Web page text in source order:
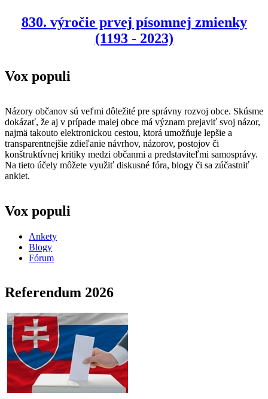
830. výročie prvej písomnej zmienky
(1193 - 2023)
Vox populi
Názory občanov sú veľmi dôležité pre správny rozvoj obce. Skúsme
dokázať, že aj v prípade malej obce má význam prejaviť svoj názor,
najmä takouto elektronickou cestou, ktorá umožňuje lepšie a
transparentnejšie zdieľanie návrhov, názorov, postojov či
konštruktívnej kritiky medzi občanmi a predstaviteľmi samosprávy.
Na tieto účely môžete využiť diskusné fóra, blogy či sa zúčastniť
ankiet.
Vox populi
Ankety
Blogy
Fórum
Referendum 2026